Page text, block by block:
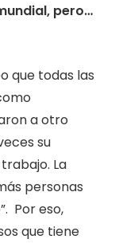
pero…
que todas las
a otro
su
La
personas
Por eso,
que tiene